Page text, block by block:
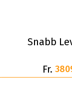
Snabb
Fr.